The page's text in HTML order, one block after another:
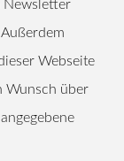
Newsletter
Webseite
Wunsch über